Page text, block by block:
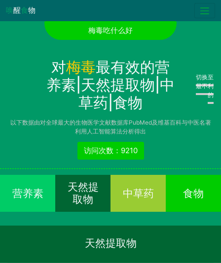
唤醒食物
梅毒吃什么好
对梅毒最有效的营
养素|天然提取物|中
草药|食物
切换至
最不利
的
以下数据由对全球最大的生物医学文献数据库PubMed及维基百科与中医名著
利用人工智能算法分析得出
访问次数：9210
营养素
天然提
取物
中草药 食物
天然提取物